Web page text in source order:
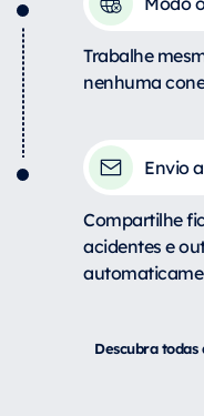
Trabalhe
nenhuma
Envio
Compartilhe
acidentes e
Descubra